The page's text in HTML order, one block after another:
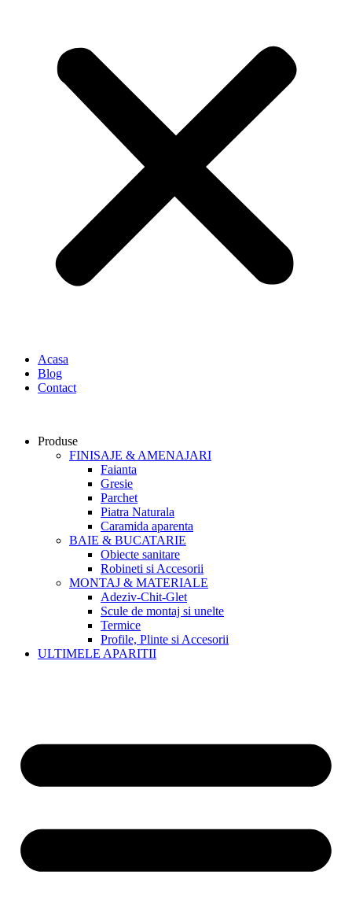
Acasa
Blog
Contact
Produse
FINISAJE & AMENAJARI
Faianta
Gresie
Parchet
Piatra Naturala
Caramida aparenta
BAIE & BUCATARIE
Obiecte sanitare
Robineti si Accesorii
MONTAJ & MATERIALE
Adeziv-Chit-Glet
Scule de montaj si unelte
Termice
Profile, Plinte si Accesorii
ULTIMELE APARITII